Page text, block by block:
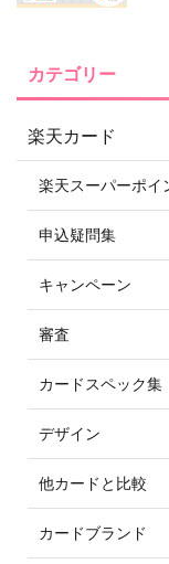
カテゴリー
楽天カード
楽天スーパーポイ
申込疑問集
キャンペーン
審査
カードスペック集
デザイン
他カードと比較
カードブランド